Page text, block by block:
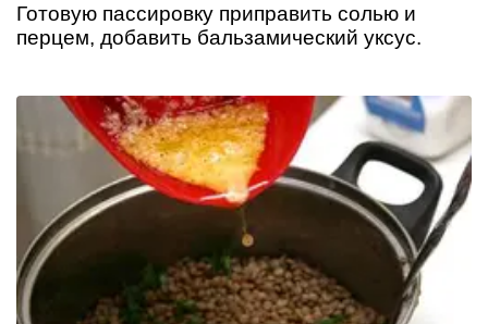
Готовую пассировку приправить солью и
перцем, добавить бальзамический уксус.